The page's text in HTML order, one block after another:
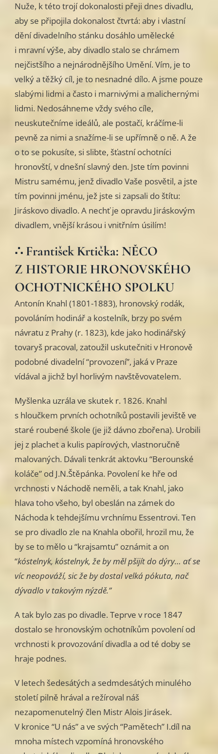
Nuže, k této trojí dokonalosti přeji dnes divadlu,
aby se připojila dokonalost čtvrtá: aby i vlastní
dění divadelního stánku dosáhlo umělecké
i mravní výše, aby divadlo stalo se chrámem
nejčistšího a nejnárodnějšího Umění. Vím, je to
velký a těžký cíl, je to nesnadné dílo. A jsme pouze
slabými lidmi a často i marnivými a malichernými
lidmi. Nedosáhneme vždy svého cíle,
neuskutečníme ideálů, ale postačí, kráčíme-li
pevně za nimi a snažíme-li se upřímně o ně. A že
o to se pokusíte, si slibte, šťastní ochotníci
hronovští, v dnešní slavný den. Jste tím povinni
Mistru samému, jenž divadlo Vaše posvětil, a jste
tím povinni jménu, jež jste si zapsali do štítu:
Jiráskovo divadlo. A nechť je opravdu Jiráskovým
divadlem, vnější krásou i vnitřním úsilím!
∴ František Krtička: NĚCO
Z HISTORIE HRONOVSKÉHO
OCHOTNICKÉHO SPOLKU
Antonín Knahl (1801-1883), hronovský rodák,
povoláním hodinář a kostelník, brzy po svém
návratu z Prahy (r. 1823), kde jako hodinářský
tovaryš pracoval, zatoužil uskutečniti v Hronově
podobné divadelní “provození”, jaká v Praze
vídával a jichž byl horlivým navštěvovatelem.
Myšlenka uzrála ve skutek r. 1826. Knahl
s hloučkem prvních ochotníků postavili jeviště ve
staré roubené škole (je již dávno zbořena). Urobili
jej z plachet a kulis papírových, vlastnoručně
malovaných. Dávali tenkrát aktovku “Berounské
koláče” od J.N.Štěpánka. Povolení ke hře od
vrchnosti v Náchodě neměli, a tak Knahl, jako
hlava toho všeho, byl obeslán na zámek do
Náchoda k tehdejšímu vrchnímu Essentrovi. Ten
se pro divadlo zle na Knahla obořil, hrozil mu, že
by se to mělo u “krajsamtu” oznámit a on
“kóstelnyk, kóstelnyk, že by měl pšijít do dýry… ať se
víc neopováží, sic že by dostal velká pókuta, nač
dývadlo v takovým nýzdě.”
A tak bylo zas po divadle. Teprve v roce 1847
dostalo se hronovským ochotníkům povolení od
vrchnosti k provozování divadla a od té doby se
hraje podnes.
V letech šedesátých a sedmdesátých minulého
století pilně hrával a režíroval náš
nezapomenutelný člen Mistr Alois Jirásek.
V kronice “U nás” a ve svých “Pamětech” I.díl na
mnoha místech vzpomíná hronovského